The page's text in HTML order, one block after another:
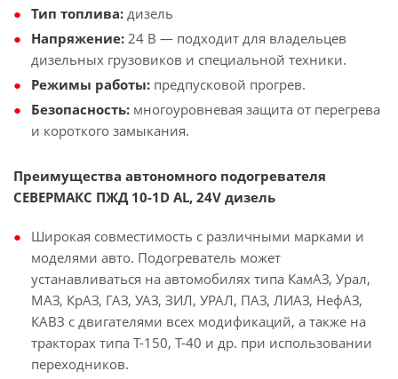
Тип топлива: дизель
Напряжение: 24 В — подходит для владельцев
дизельных грузовиков и специальной техники.
Режимы работы: предпусковой прогрев.
Безопасность: многоуровневая защита от перегрева
и короткого замыкания.
Преимущества автономного подогревателя
СЕВЕРМАКС ПЖД 10-1D AL, 24V дизель
Широкая совместимость с различными марками и
моделями авто. Подогреватель может
устанавливаться на автомобилях типа КамАЗ, Урал,
МАЗ, КрАЗ, ГАЗ, УАЗ, ЗИЛ, УРАЛ, ПАЗ, ЛИАЗ, НефАЗ,
КАВЗ с двигателями всех модификаций, а также на
тракторах типа Т-150, Т-40 и др. при использовании
переходников.